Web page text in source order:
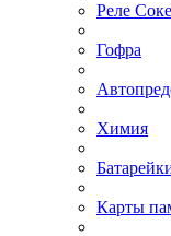
Реле
Гофра
Химия
Карты